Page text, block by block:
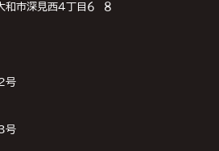
市深見西４丁目６−８
号
号